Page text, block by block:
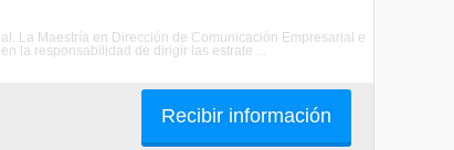
La Maestría en Dirección de Comunicación Empresarial e
la responsabilidad de dirigir las estrate ...
Recibir información